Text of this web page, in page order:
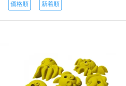
価格順 新着順